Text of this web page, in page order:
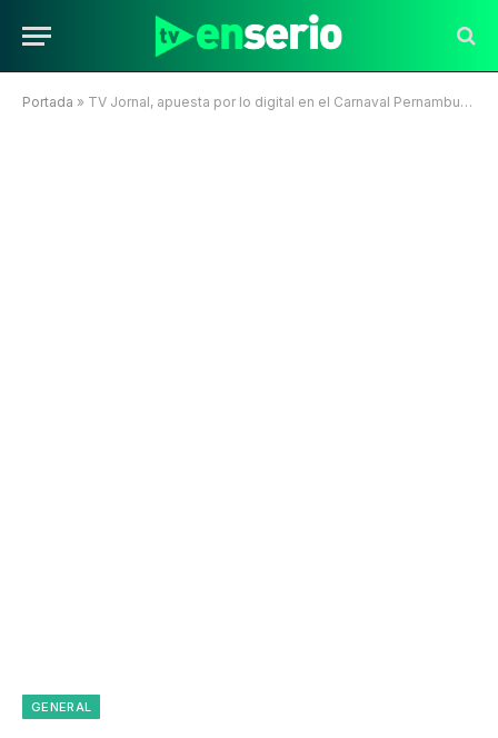
Portada » TV Jornal, apuesta por lo digital en el Carnaval Pernambucano
GENERAL